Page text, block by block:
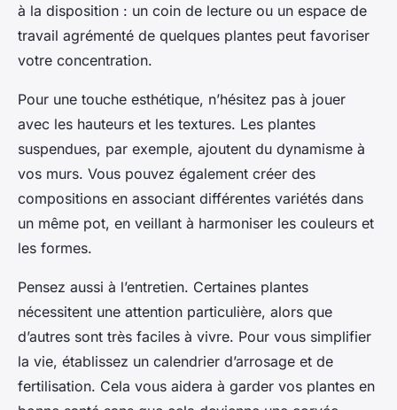
à la disposition : un coin de lecture ou un espace de
travail agrémenté de quelques plantes peut favoriser
votre concentration.
Pour une touche esthétique, n’hésitez pas à jouer
avec les hauteurs et les textures. Les plantes
suspendues, par exemple, ajoutent du dynamisme à
vos murs. Vous pouvez également créer des
compositions en associant différentes variétés dans
un même pot, en veillant à harmoniser les couleurs et
les formes.
Pensez aussi à l’entretien. Certaines plantes
nécessitent une attention particulière, alors que
d’autres sont très faciles à vivre. Pour vous simplifier
la vie, établissez un calendrier d’arrosage et de
fertilisation. Cela vous aidera à garder vos plantes en